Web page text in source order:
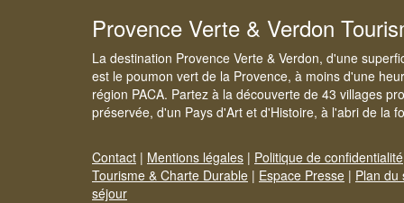
Provence Verte & Verdon
La destination Provence Verte & Verdon, d'une
est le poumon vert de la Provence, à moins d'une
région PACA. Partez à la découverte de 43 villages
préservée, d'un Pays d'Art et d'Histoire, à l'abri de la
Contact | Mentions légales | Politique de confidentialité
Tourisme & Charte Durable | Espace Presse | Plan du
séjour